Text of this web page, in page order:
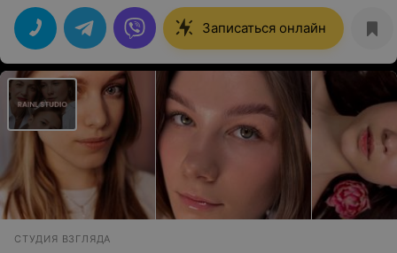
Платин, пока не вижу альтернативы. Мастер Виктория
профессионал высокого уровня, терпеливый и
кропотливый специалист, спасибо ей за внимание и
мастерство.
Записаться онлайн
СТУДИЯ ВЗГЛЯДА